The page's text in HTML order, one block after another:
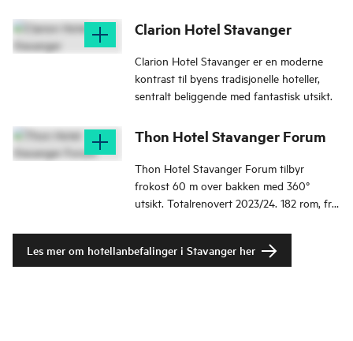
Clarion Hotel Stavanger
Clarion Hotel Stavanger er en moderne
kontrast til byens tradisjonelle hoteller,
sentralt beliggende med fantastisk utsikt.
Thon Hotel Stavanger Forum
Thon Hotel Stavanger Forum tilbyr
frokost 60 m over bakken med 360°
utsikt. Totalrenovert 2023/24. 182 rom, fra
Les mer om hotellanbefalinger i Stavanger her